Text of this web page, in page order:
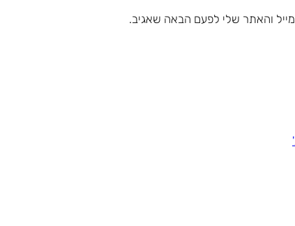
והאתר שלי לפעם הבאה שאגיב.